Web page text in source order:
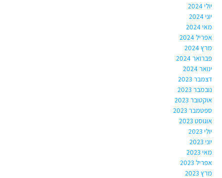
יולי 2024
יוני 2024
מאי 2024
אפריל 2024
מרץ 2024
פברואר 2024
ינואר 2024
דצמבר 2023
נובמבר 2023
אוקטובר 2023
ספטמבר 2023
אוגוסט 2023
יולי 2023
יוני 2023
מאי 2023
אפריל 2023
מרץ 2023